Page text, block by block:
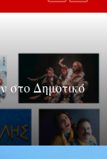
στο Δημοτικό